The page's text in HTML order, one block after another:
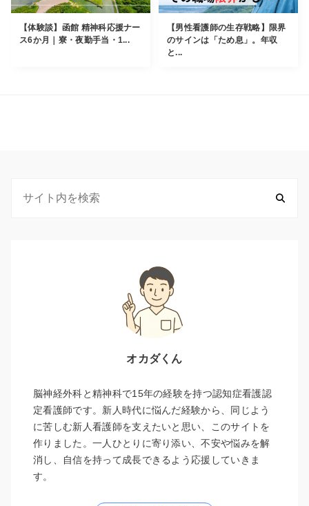
【体験談】函館 精神科応援ナー
ス6か月｜寮・夜勤手当・1...
【男性看護師の生存戦略】限界
のサインは「ため息」。年収
と...
オカダくん
脳神経外科と精神科で15年の経験を持つ認知症看護認
定看護師です。新人時代に悩んだ経験から、同じよう
に苦しむ新人看護師を支えたいと思い、このサイトを
作りました。一人ひとりに寄り添い、不安や悩みを解
消し、自信を持って成長できるよう応援していきま
す。